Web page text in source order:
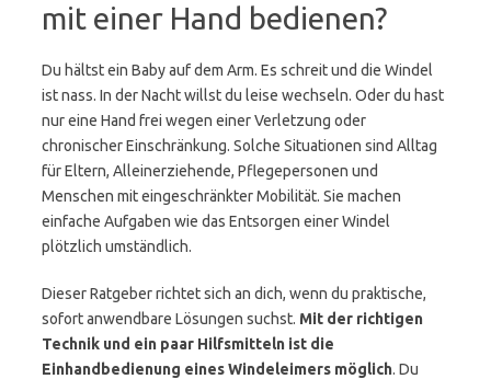
mit einer Hand bedienen?
Du hältst ein Baby auf dem Arm. Es schreit und die Windel
ist nass. In der Nacht willst du leise wechseln. Oder du hast
nur eine Hand frei wegen einer Verletzung oder
chronischer Einschränkung. Solche Situationen sind Alltag
für Eltern, Alleinerziehende, Pflegepersonen und
Menschen mit eingeschränkter Mobilität. Sie machen
einfache Aufgaben wie das Entsorgen einer Windel
plötzlich umständlich.
Dieser Ratgeber richtet sich an dich, wenn du praktische,
sofort anwendbare Lösungen suchst. Mit der richtigen
Technik und ein paar Hilfsmitteln ist die
Einhandbedienung eines Windeleimers möglich. Du